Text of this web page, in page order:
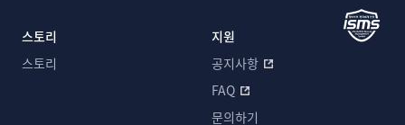
스토리
스토리
지원
공지사항
FAQ
문의하기